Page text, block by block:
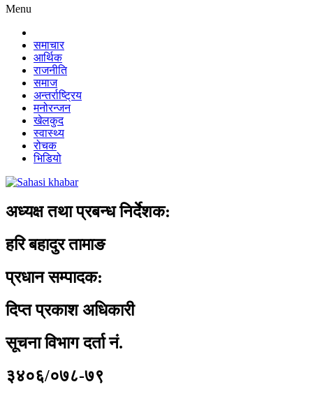
Menu
समाचार
आर्थिक
राजनीति
समाज
अन्तर्राष्ट्रिय
मनोरन्जन
खेलकुद
स्वास्थ्य
रोचक
भिडियो
अध्यक्ष तथा प्रबन्ध निर्देशक:
हरि बहादुर तामाङ
प्रधान सम्पादक:
दिप्त प्रकाश अधिकारी
सूचना विभाग दर्ता नं.
३४०६/०७८-७९